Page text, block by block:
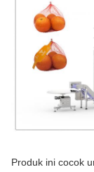
Produk ini cocok